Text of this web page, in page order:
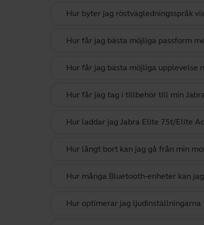
Hur byter jag röstvägledningsspråk
Hur får jag bästa möjliga passform
Hur får jag bästa möjliga upplevelse
Hur får jag tag i tillbehör till min
Hur laddar jag Jabra Elite 75t/Elite
Hur långt bort kan jag gå från min
Hur många Bluetooth-enheter kan
Hur optimerar jag ljudinställningarna